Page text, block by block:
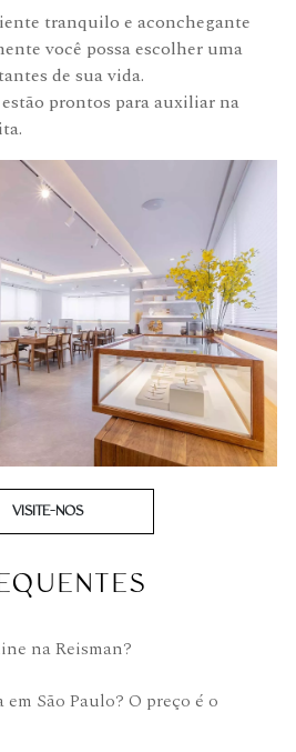
tranquilo e aconchegante
você possa escolher uma
de sua vida.
prontos para auxiliar na
VISITE-NOS
na Reisman?
São Paulo? O preço é o